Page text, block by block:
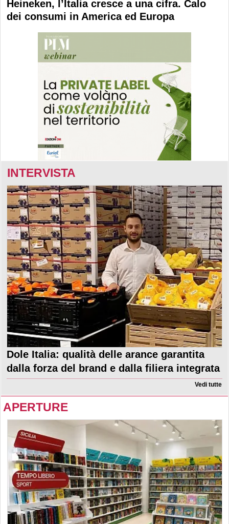
Heineken, l’Italia cresce a una cifra. Calo
dei consumi in America ed Europa
INTERVISTA
Dole Italia: qualità delle arance garantita
dalla forza del brand e dalla filiera integrata
Vedi tutte
APERTURE